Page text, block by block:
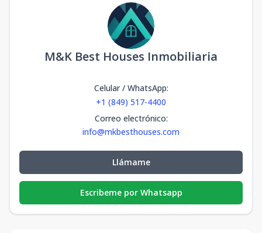
M&K Best Houses Inmobiliaria
Celular / WhatsApp:
+1 (849) 517-4400
Correo electrónico:
info@mkbesthouses.com
Llámame
Escribeme por Whatsapp